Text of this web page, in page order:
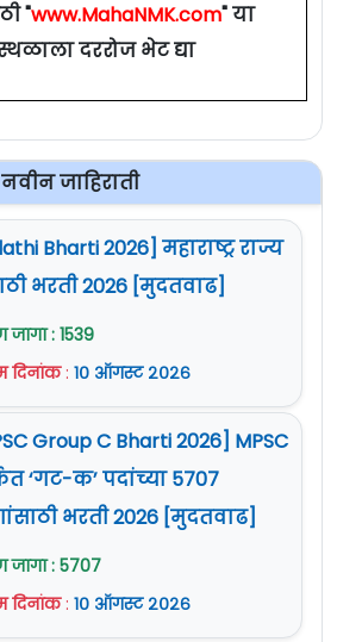
"www.MahaNMK.com" या
दररोज भेट द्या
नवीन जाहिराती
Bharti 2026] महाराष्ट्र राज्य
भरती 2026 [मुदतवाढ]
: 1539
दिनांक: १० ऑगस्ट २०२६
Group C Bharti 2026] MPSC
‘गट-क’ पदांच्या 5707
भरती 2026 [मुदतवाढ]
: 5707
दिनांक: १० ऑगस्ट २०२६